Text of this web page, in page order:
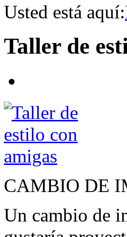
Usted está aquí:
Taller de
CAMBIO DE
Un cambio de